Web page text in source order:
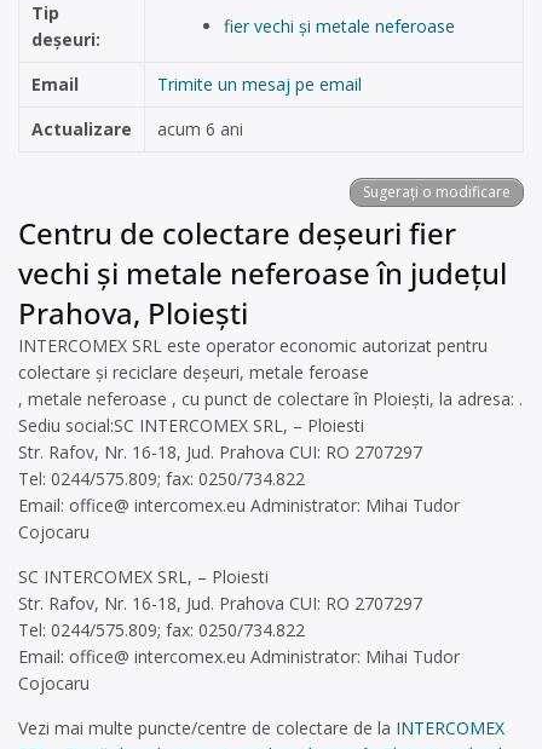
Tip
deșeuri:
fier vechi și metale neferoase
Email
Trimite un mesaj pe email
Actualizare
acum 6 ani
Sugerați o modificare
Centru de colectare deșeuri fier
vechi și metale neferoase în județul
Prahova, Ploiești
INTERCOMEX SRL este operator economic autorizat pentru
colectare și reciclare deșeuri, metale feroase
, metale neferoase , cu punct de colectare în Ploiești, la adresa: .
Sediu social:SC INTERCOMEX SRL, – Ploiesti
Str. Rafov, Nr. 16-18, Jud. Prahova CUI: RO 2707297
Tel: 0244/575.809; fax: 0250/734.822
Email: office@ intercomex.eu Administrator: Mihai Tudor
Cojocaru
SC INTERCOMEX SRL, – Ploiesti
Str. Rafov, Nr. 16-18, Jud. Prahova CUI: RO 2707297
Tel: 0244/575.809; fax: 0250/734.822
Email: office@ intercomex.eu Administrator: Mihai Tudor
Cojocaru
Vezi mai multe puncte/centre de colectare de la INTERCOMEX